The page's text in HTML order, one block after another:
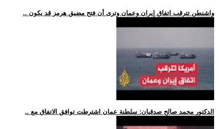
.. واشنطن تترقب اتفاق إيران وعمان وترى أن فتح مضيق هرمز قد يكون
.. الدكتور محمد صالح صدقيان: سلطنة عمان اشترطت توافق الاتفاق مع